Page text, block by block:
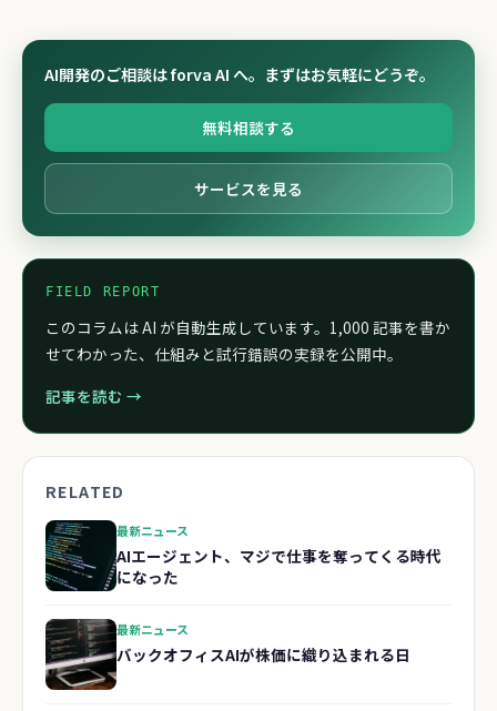
AI開発のご相談は forva AI へ。まずはお気軽にどうぞ。
無料相談する
サービスを見る
FIELD REPORT
このコラムは AI が自動生成しています。1,000 記事を書か
せてわかった、仕組みと試行錯誤の実録を公開中。
記事を読む →
RELATED
最新ニュース
AIエージェント、マジで仕事を奪ってくる時代
になった
最新ニュース
バックオフィスAIが株価に織り込まれる日